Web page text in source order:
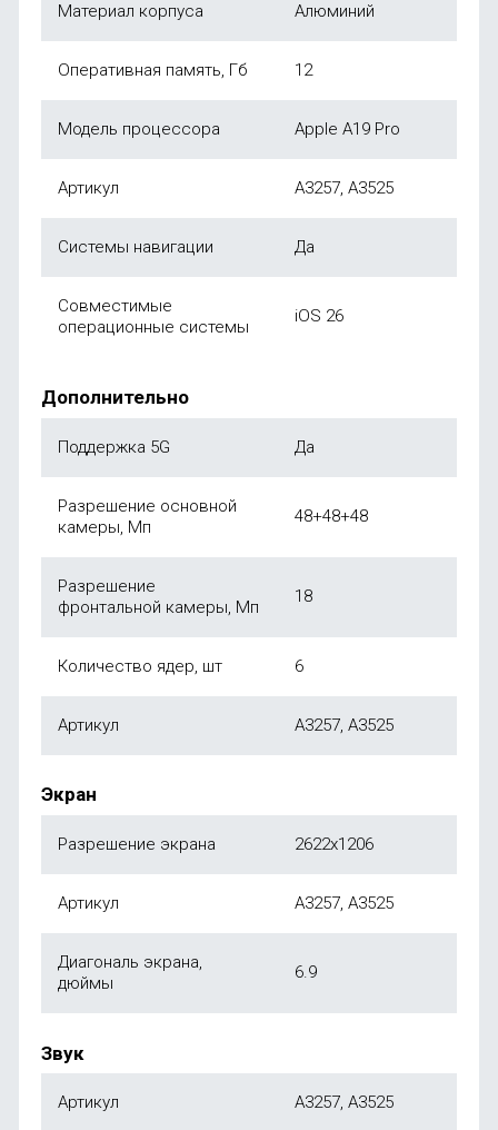
Материал корпуса Алюминий
Оперативная память, Гб 12
Модель процессора Apple A19 Pro
Артикул A3257, A3525
Системы навигации Да
Совместимые
операционные системы
iOS 26
Дополнительно
Поддержка 5G Да
Разрешение основной
камеры, Мп
48+48+48
Разрешение
фронтальной камеры, Мп
18
Количество ядер, шт 6
Артикул A3257, A3525
Экран
Разрешение экрана 2622x1206
Артикул A3257, A3525
Диагональ экрана,
дюймы
6.9
Звук
Артикул A3257, A3525